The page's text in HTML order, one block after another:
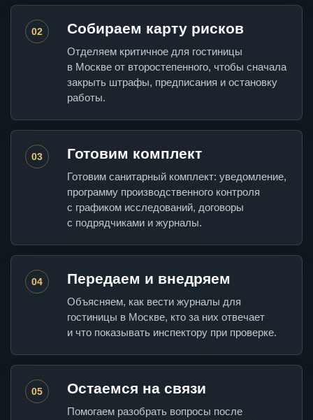
02 Собираем карту рисков
Отделяем критичное для гостиницы
в Москве от второстепенного, чтобы сначала
закрыть штрафы, предписания и остановку
работы.
03 Готовим комплект
Готовим санитарный комплект: уведомление,
программу производственного контроля
с графиком исследований, договоры
с подрядчиками и журналы.
04 Передаем и внедряем
Объясняем, как вести журналы для
гостиницы в Москве, кто за них отвечает
и что показывать инспектору при проверке.
05 Остаемся на связи
Помогаем разобрать вопросы после